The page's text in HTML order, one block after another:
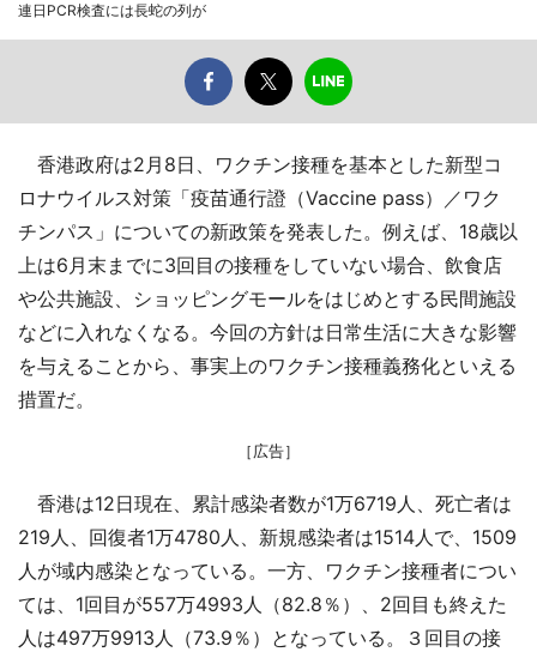
連日PCR検査には長蛇の列が
香港政府は2月8日、ワクチン接種を基本とした新型コ
ロナウイルス対策「疫苗通行證（Vaccine pass）／ワク
チンパス」についての新政策を発表した。例えば、18歳以
上は6月末までに3回目の接種をしていない場合、飲食店
や公共施設、ショッピングモールをはじめとする民間施設
などに入れなくなる。今回の方針は日常生活に大きな影響
を与えることから、事実上のワクチン接種義務化といえる
措置だ。
［広告］
香港は12日現在、累計感染者数が1万6719人、死亡者は
219人、回復者1万4780人、新規感染者は1514人で、1509
人が域内感染となっている。一方、ワクチン接種者につい
ては、1回目が557万4993人（82.8％）、2回目も終えた
人は497万9913人（73.9％）となっている。３回目の接